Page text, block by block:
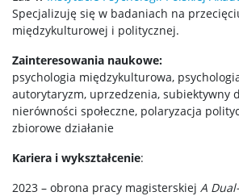
Specjalizuję się w badaniach na
międzykulturowej i politycznej.
Zainteresowania naukowe:
psychologia międzykulturowa,
autorytaryzm, uprzedzenia, subiektywny
nierówności społeczne, polaryzacja
zbiorowe działanie
Kariera i wykształcenie:
2023 – obrona pracy magisterskiej A